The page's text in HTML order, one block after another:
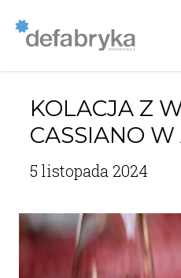
KOLACJA Z
CASSIANO
5 listopada 2024